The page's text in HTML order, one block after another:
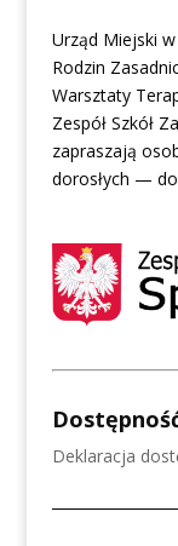
Urząd Miejski
Rodzin
Warsztaty
Zespół Szkół
zapraszają
dorosłych — do
Deklaracja